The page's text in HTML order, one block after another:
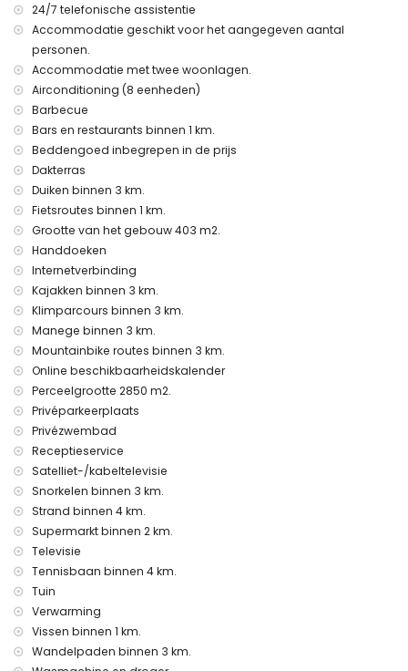
Exterieur van de villa
groot en omheind perceel
privézwembad van 11m x 5m en 2m diep
tuin met grind, bomen en tuinmeubelen met ligbedden
5 terrassen, waarvan 1 overdekt
buitenkeuken en barbecue
buitendouche
buiten zit- en eetgedeelte
2 privé overdekte parkeerplaatsen en 4 privé
dakterras
Meer informatie
dichtstbijzijnde stad: Denia (binnen 2 kilometer van de villa)
dichtstbijzijnde rivier of oever: Middellandse Zee (binnen 2
kilometer van de villa)
dichtstbijzijnde strand: Playa Punta Raset (binnen 4
kilometer van de villa)
dichtstbijzijnde haven: Haven van Denia (binnen 2 kilometer
van de villa)
dichtstbijzijnde luchthaven: Luchthaven Alicante-Elche
(binnen 100 kilometer van de villa)
volgende dichtstbijzijnde luchthaven: Luchthaven Valencia
(binnen 100 kilometer van de villa)
De accommodatie is zeer geschikt voor families met
kinderen
Faciliteiten en diensten inbegrepen in de huurprijs van de
internet (glasvezel)
stofzuiger en strijkijzer met strijkplank
vloerverwarming en airconditioning
Faciliteiten en diensten tegen extra betaling
24/7 telefonische assistentie
Accommodatie geschikt voor het aangegeven aantal
personen.
Accommodatie met twee woonlagen.
Airconditioning (8 eenheden)
Barbecue
Bars en restaurants binnen 1 km.
Beddengoed inbegrepen in de prijs
Dakterras
Duiken binnen 3 km.
Fietsroutes binnen 1 km.
Grootte van het gebouw 403 m2.
Handdoeken
Internetverbinding
Kajakken binnen 3 km.
Klimparcours binnen 3 km.
Manege binnen 3 km.
Mountainbike routes binnen 3 km.
Online beschikbaarheidskalender
Perceelgrootte 2850 m2.
Privéparkeerplaats
Privézwembad
Receptieservice
Satelliet-/kabeltelevisie
Snorkelen binnen 3 km.
Strand binnen 4 km.
Supermarkt binnen 2 km.
Televisie
Tennisbaan binnen 4 km.
Tuin
Verwarming
Vissen binnen 1 km.
Wandelpaden binnen 3 km.